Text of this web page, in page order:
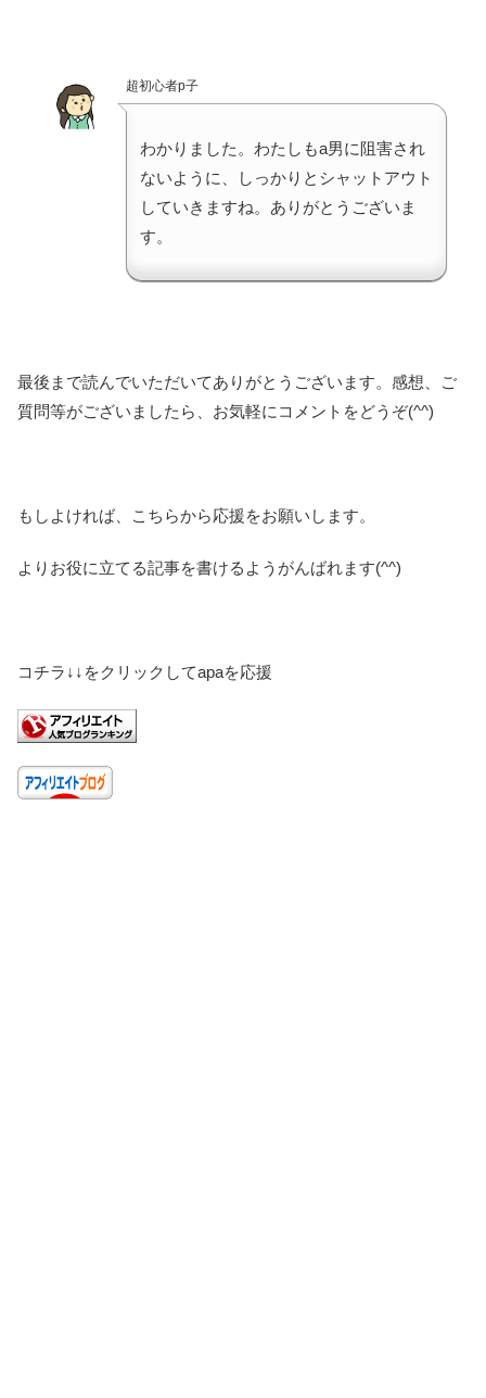
超初心者p子
わかりました。わたしもa男に阻害され
ないように、しっかりとシャットアウト
していきますね。ありがとうございま
す。
最後まで読んでいただいてありがとうございます。感想、ご
質問等がございましたら、お気軽にコメントをどうぞ(^^)
もしよければ、こちらから応援をお願いします。
よりお役に立てる記事を書けるようがんばれます(^^)
コチラ↓↓をクリックしてapaを応援